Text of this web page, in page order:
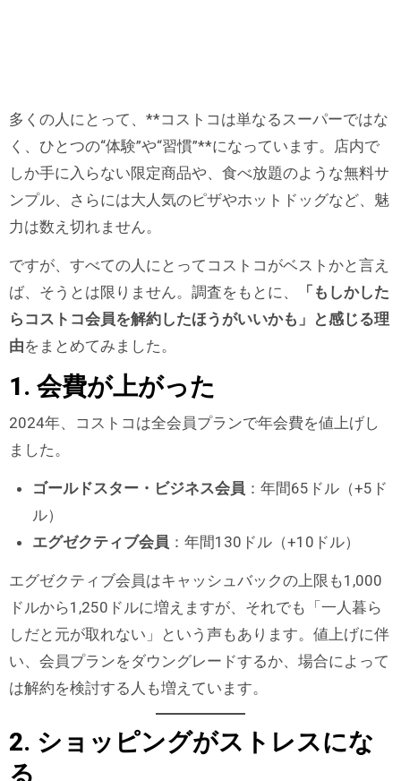
多くの人にとって、**コストコは単なるスーパーではな
く、ひとつの“体験”や“習慣”**になっています。店内で
しか手に入らない限定商品や、食べ放題のような無料サ
ンプル、さらには大人気のピザやホットドッグなど、魅
力は数え切れません。
ですが、すべての人にとってコストコがベストかと言え
ば、そうとは限りません。調査をもとに、
「もしかした
らコストコ会員を解約したほうがいいかも」と感じる理
由をまとめてみました。
1. 会費が上がった
2024年、コストコは全会員プランで年会費を値上げし
ました。
ゴールドスター・ビジネス会員 ：年間65ドル（+5ド
ル）
エグゼクティブ会員 ：年間130ドル（+10ドル）
エグゼクティブ会員はキャッシュバックの上限も1,000
ドルから1,250ドルに増えますが、それでも「一人暮ら
しだと元が取れない」という声もあります。値上げに伴
い、会員プランをダウングレードするか、場合によって
は解約を検討する人も増えています。
2. ショッピングがストレスにな
る